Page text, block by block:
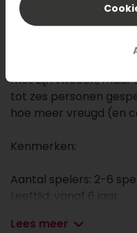
Beverbende is een
geheugenspel. Het
blindelings je kaarten
met zijn tweeën, maar
tot zes personen
hoe meer vreugd (en
Kenmerken:
Aantal spelers: 2-6
Leeftijd: vanaf 6 jaar
Lees meer